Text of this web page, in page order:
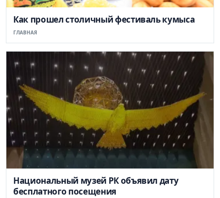
Как прошел столичный фестиваль кумыса
ГЛАВНАЯ
Национальный музей РК объявил дату
бесплатного посещения